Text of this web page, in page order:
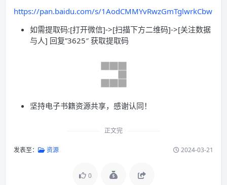
https://pan.baidu.com/s/1AodCMMYvRwzGmTglwrkCbw
如需提取码:[打开微信]->[扫描下方二维码]->[关注数据
与人] 回复”3625″ 获取提取码
坚持电子书籍资源共享，感谢认同！
正文完
发表至： 资源 2024-03-21
0